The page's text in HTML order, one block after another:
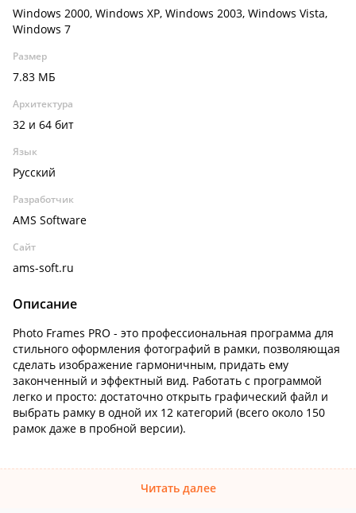
Windows 2000, Windows XP, Windows 2003, Windows Vista,
Windows 7
Размер
7.83 МБ
Архитектура
32 и 64 бит
Язык
Русский
Разработчик
AMS Software
Сайт
ams-soft.ru
Описание
Photo Frames PRO - это профессиональная программа для
стильного оформления фотографий в рамки, позволяющая
сделать изображение гармоничным, придать ему
законченный и эффектный вид. Работать с программой
легко и просто: достаточно открыть графический файл и
выбрать рамку в одной их 12 категорий (всего около 150
рамок даже в пробной версии).
Читать далее